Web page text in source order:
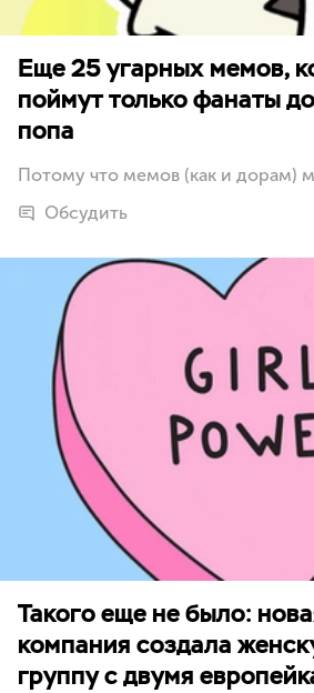
Еще 25 угарных мемов,
поймут только фанаты
попа
Потому что мемов (как и дорам)
Обсудить
Такого еще не было:
компания создала
группу с двумя